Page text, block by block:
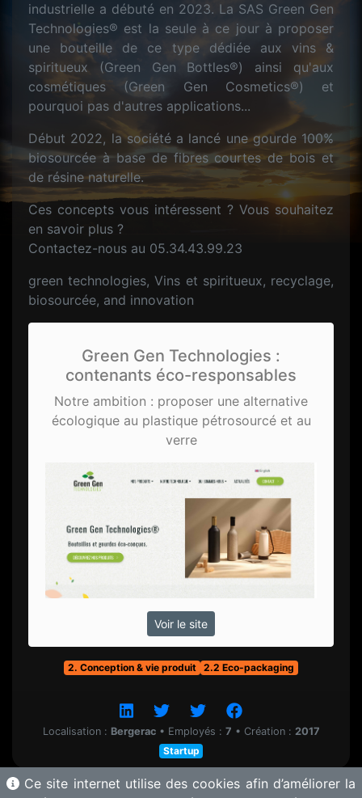
industrielle a débuté en 2023. La SAS Green Gen
Technologies® est la seule à ce jour à proposer
une bouteille de ce type dédiée aux vins &
spiritueux (Green Gen Bottles®) ainsi qu'aux
cosmétiques (Green Gen Cosmetics®) et
pourquoi pas d'autres applications...
Début 2022, la société a lancé une gourde 100%
biosourcée à base de fibres courtes de bois et
de résine naturelle.
Ces concepts vous intéressent ? Vous souhaitez
en savoir plus ?
Contactez-nous au 05.34.43.99.23
green technologies, Vins et spiritueux, recyclage,
biosourcée, and innovation
Green Gen Technologies :
contenants éco-responsables
Notre ambition : proposer une alternative
écologique au plastique pétrosourcé et au
verre
Voir le site
2. Conception & vie produit 2.2 Eco-packaging
Localisation : Bergerac • Employés : 7 • Création : 2017
Startup
Ce site internet utilise des cookies afin d’améliorer la